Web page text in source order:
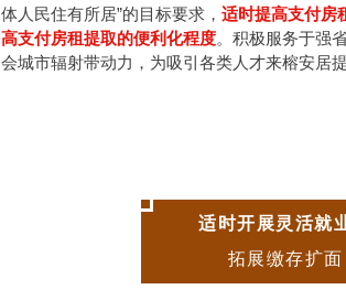
体人民住有所居”的目标要求， 适时提高支付房
高支付房租提取的便利化程度。积极服务于强
会城市辐射带动力，为吸引各类人才来榕安居
适时开展灵活就
拓展缴存扩